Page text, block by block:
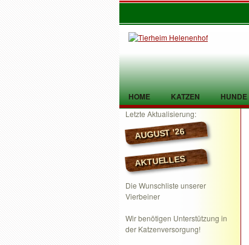
HOME KATZEN HUNDE
TIER GEFUNDEN KONTAKT
Letzte Aktualisierung:
AUGUST ’26
AKTUELLES
Die Wunschliste unserer
Vierbeiner
Wir benötigen Unterstützung in
der Katzenversorgung!